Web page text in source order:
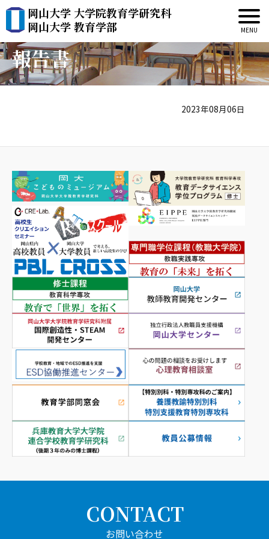
岡山大学 大学院教育学研究科
岡山大学 教育学部
平成30年度 成果報告会
報告書
2023年08月06日
CONTACT